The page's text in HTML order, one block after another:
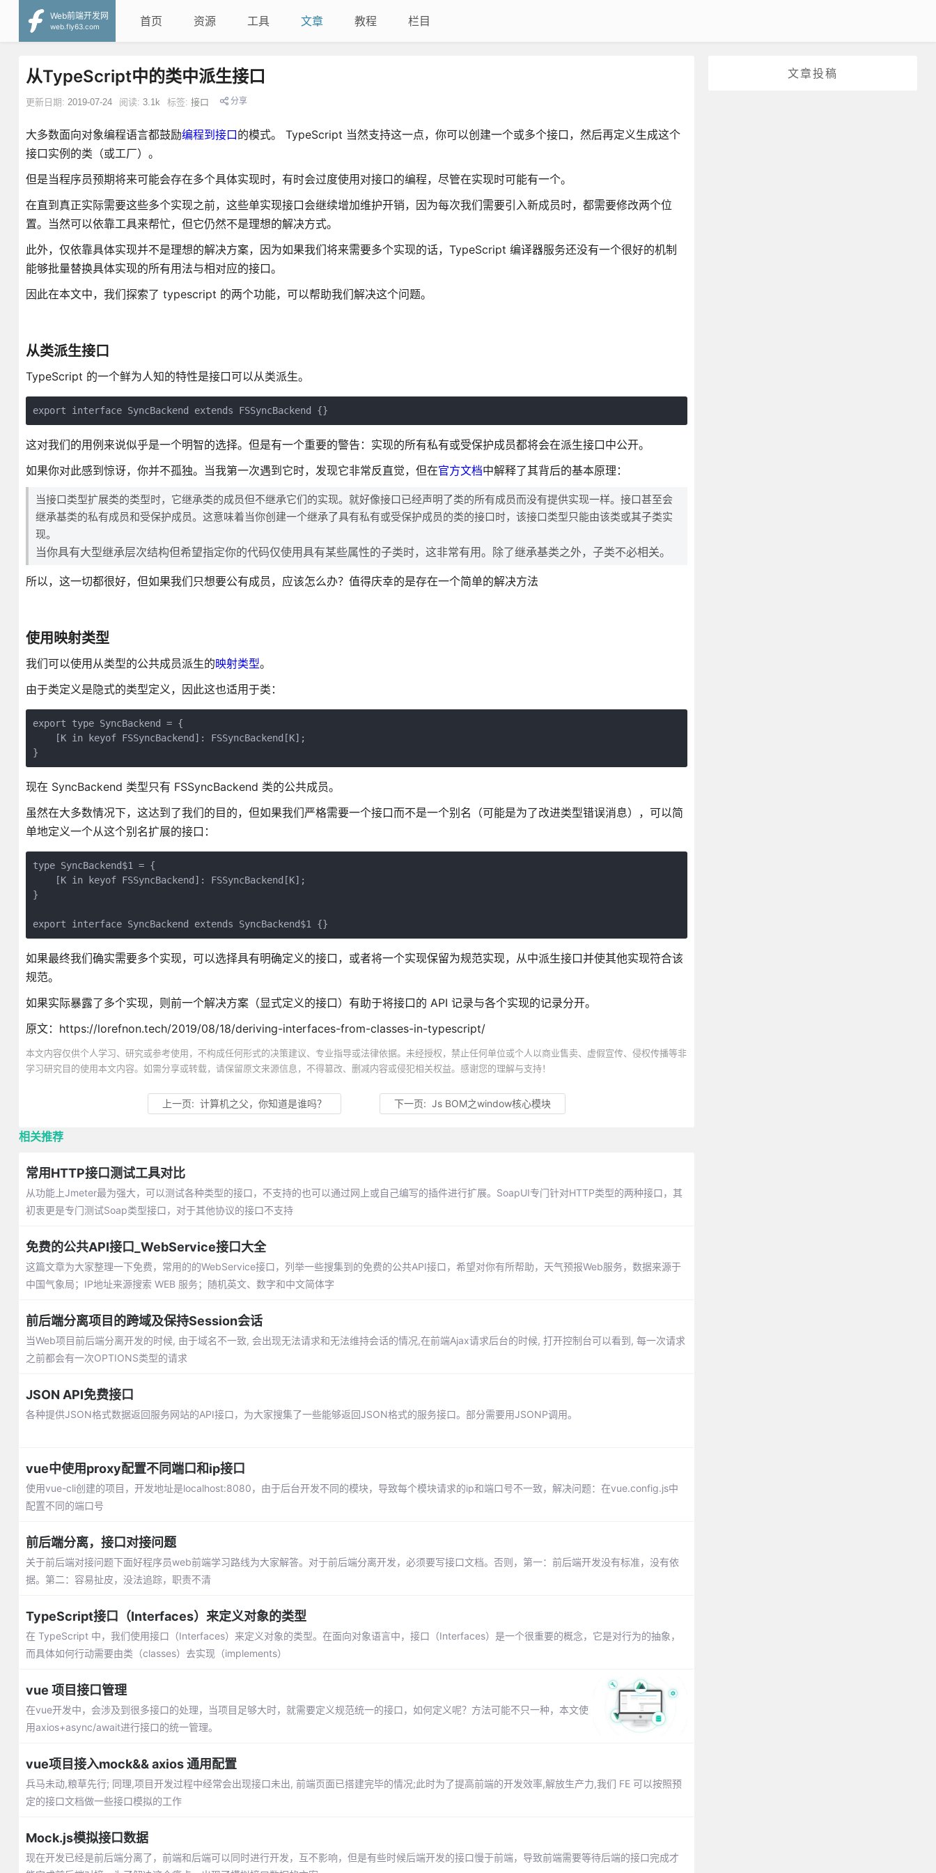
Web前端开发网
web.fly63.com
首页 资源 工具 文章 教程 栏目
文章投稿
从TypeScript中的类中派生接口
更新日期: 2019-07-24 阅读: 3.1k 标签: 接口 分享
大多数面向对象编程语言都鼓励编程到接口的模式。 TypeScript 当然支持这一点，你可以创建一个或多个接口，然后再定义生成这个
接口实例的类（或工厂）。
但是当程序员预期将来可能会存在多个具体实现时，有时会过度使用对接口的编程，尽管在实现时可能有一个。
在直到真正实际需要这些多个实现之前，这些单实现接口会继续增加维护开销，因为每次我们需要引入新成员时，都需要修改两个位
置。当然可以依靠工具来帮忙，但它仍然不是理想的解决方式。
此外，仅依靠具体实现并不是理想的解决方案，因为如果我们将来需要多个实现的话，TypeScript 编译器服务还没有一个很好的机制
能够批量替换具体实现的所有用法与相对应的接口。
因此在本文中，我们探索了 typescript 的两个功能，可以帮助我们解决这个问题。
从类派生接口
TypeScript 的一个鲜为人知的特性是接口可以从类派生。
export interface SyncBackend extends FSSyncBackend {}
这对我们的用例来说似乎是一个明智的选择。但是有一个重要的警告：实现的所有私有或受保护成员都将会在派生接口中公开。
如果你对此感到惊讶，你并不孤独。当我第一次遇到它时，发现它非常反直觉，但在官方文档中解释了其背后的基本原理：
当接口类型扩展类的类型时，它继承类的成员但不继承它们的实现。就好像接口已经声明了类的所有成员而没有提供实现一样。接口甚至会
继承基类的私有成员和受保护成员。这意味着当你创建一个继承了具有私有或受保护成员的类的接口时，该接口类型只能由该类或其子类实
现。
当你具有大型继承层次结构但希望指定你的代码仅使用具有某些属性的子类时，这非常有用。除了继承基类之外，子类不必相关。
所以，这一切都很好，但如果我们只想要公有成员，应该怎么办？值得庆幸的是存在一个简单的解决方法
使用映射类型
我们可以使用从类型的公共成员派生的映射类型。
由于类定义是隐式的类型定义，因此这也适用于类：
export type SyncBackend = {
    [K in keyof FSSyncBackend]: FSSyncBackend[K];
}
现在 SyncBackend 类型只有 FSSyncBackend 类的公共成员。
虽然在大多数情况下，这达到了我们的目的，但如果我们严格需要一个接口而不是一个别名（可能是为了改进类型错误消息），可以简
单地定义一个从这个别名扩展的接口：
type SyncBackend$1 = {
    [K in keyof FSSyncBackend]: FSSyncBackend[K];
}
export interface SyncBackend extends SyncBackend$1 {}
如果最终我们确实需要多个实现，可以选择具有明确定义的接口，或者将一个实现保留为规范实现，从中派生接口并使其他实现符合该
规范。
如果实际暴露了多个实现，则前一个解决方案（显式定义的接口）有助于将接口的 API 记录与各个实现的记录分开。
原文：https://lorefnon.tech/2019/08/18/deriving-interfaces-from-classes-in-typescript/
本文内容仅供个人学习、研究或参考使用，不构成任何形式的决策建议、专业指导或法律依据。未经授权，禁止任何单位或个人以商业售卖、虚假宣传、侵权传播等非
学习研究目的使用本文内容。如需分享或转载，请保留原文来源信息，不得篡改、删减内容或侵犯相关权益。感谢您的理解与支持！
上一页: 计算机之父，你知道是谁吗？ 下一页: Js BOM之window核心模块
相关推荐
常用HTTP接口测试工具对比
从功能上Jmeter最为强大，可以测试各种类型的接口，不支持的也可以通过网上或自己编写的插件进行扩展。SoapUI专门针对HTTP类型的两种接口，其
初衷更是专门测试Soap类型接口，对于其他协议的接口不支持
免费的公共API接口_WebService接口大全
这篇文章为大家整理一下免费，常用的的WebService接口，列举一些搜集到的免费的公共API接口，希望对你有所帮助，天气预报Web服务，数据来源于
中国气象局；IP地址来源搜索 WEB 服务；随机英文、数字和中文简体字
前后端分离项目的跨域及保持Session会话
当Web项目前后端分离开发的时候, 由于域名不一致, 会出现无法请求和无法维持会话的情况,在前端Ajax请求后台的时候, 打开控制台可以看到, 每一次请求
之前都会有一次OPTIONS类型的请求
JSON API免费接口
各种提供JSON格式数据返回服务网站的API接口，为大家搜集了一些能够返回JSON格式的服务接口。部分需要用JSONP调用。
vue中使用proxy配置不同端口和ip接口
使用vue-cli创建的项目，开发地址是localhost:8080，由于后台开发不同的模块，导致每个模块请求的ip和端口号不一致，解决问题：在vue.config.js中
配置不同的端口号
前后端分离，接口对接问题
关于前后端对接问题下面好程序员web前端学习路线为大家解答。对于前后端分离开发，必须要写接口文档。否则，第一：前后端开发没有标准，没有依
据。第二：容易扯皮，没法追踪，职责不清
TypeScript接口（Interfaces）来定义对象的类型
在 TypeScript 中，我们使用接口（Interfaces）来定义对象的类型。在面向对象语言中，接口（Interfaces）是一个很重要的概念，它是对行为的抽象，
而具体如何行动需要由类（classes）去实现（implements）
vue 项目接口管理
在vue开发中，会涉及到很多接口的处理，当项目足够大时，就需要定义规范统一的接口，如何定义呢？方法可能不只一种，本文使
用axios+async/await进行接口的统一管理。
vue项目接入mock&& axios 通用配置
兵马未动,粮草先行; 同理,项目开发过程中经常会出现接口未出, 前端页面已搭建完毕的情况;此时为了提高前端的开发效率,解放生产力,我们 FE 可以按照预
定的接口文档做一些接口模拟的工作
Mock.js模拟接口数据
现在开发已经是前后端分离了，前端和后端可以同时进行开发，互不影响，但是有些时候后端开发的接口慢于前端，导致前端需要等待后端的接口完成才